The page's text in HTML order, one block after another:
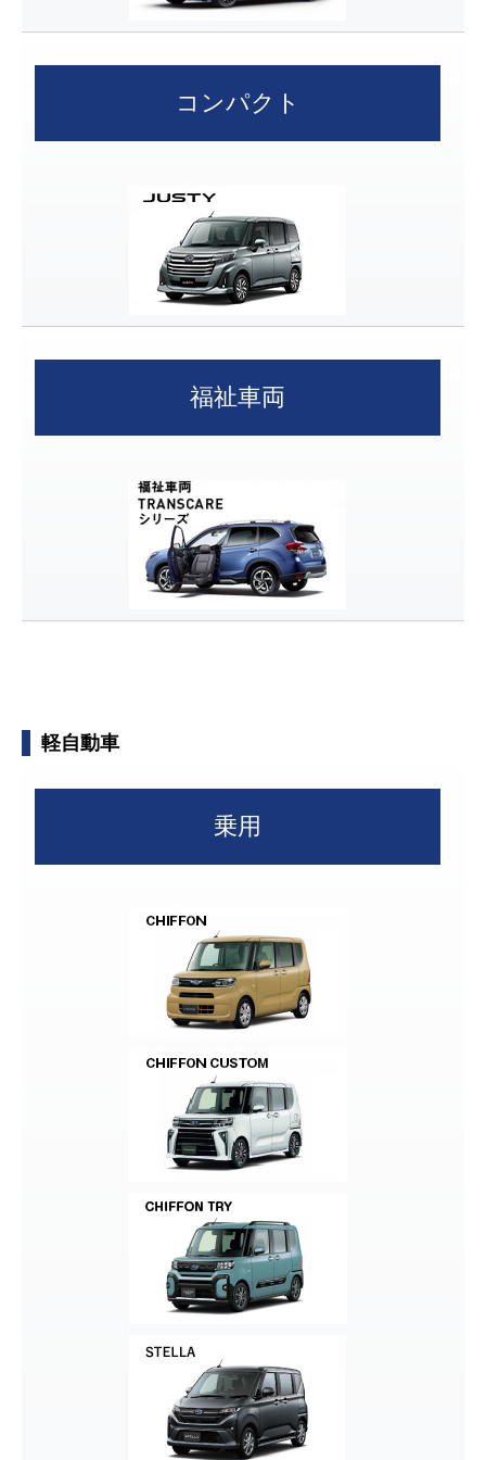
コンパクト
福祉車両
軽自動車
乗用